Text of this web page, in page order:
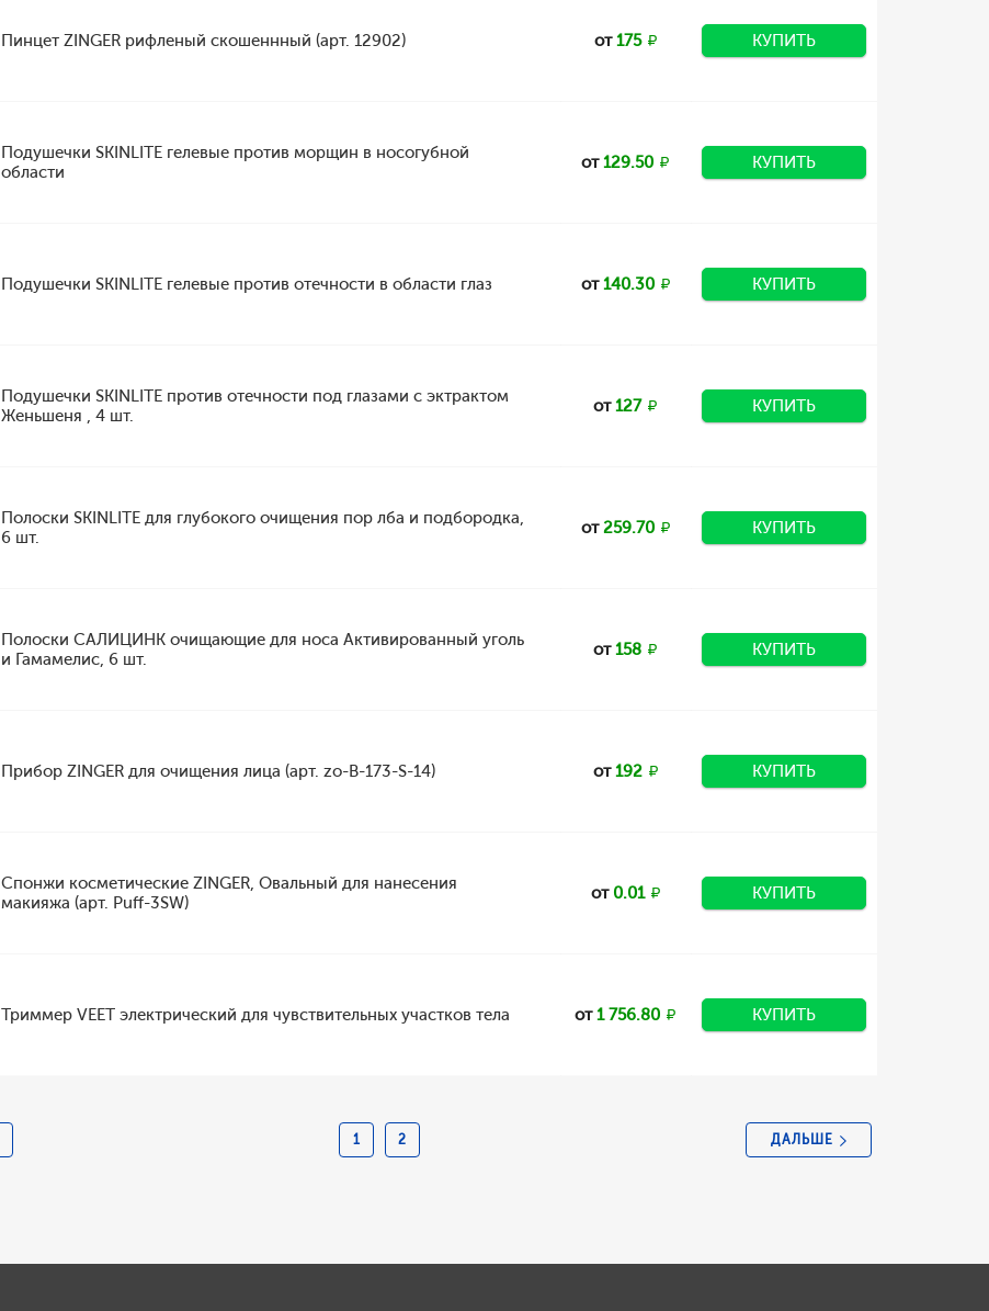
Пинцет ZINGER рифленый скошеннный (арт. 12902) от175 КУПИТЬ
Подушечки SKINLITE гелевые против морщин в носогубной
области
от129.50 КУПИТЬ
Подушечки SKINLITE гелевые против отечности в области глаз от140.30 КУПИТЬ
Подушечки SKINLITE против отечности под глазами с эктрактом
Женьшеня , 4 шт.
от127 КУПИТЬ
Полоски SKINLITE для глубокого очищения пор лба и подбородка,
6 шт.
от259.70 КУПИТЬ
Полоски САЛИЦИНК очищающие для носа Активированный уголь
и Гамамелис, 6 шт.
от158 КУПИТЬ
Прибор ZINGER для очищения лица (арт. zo-B-173-S-14) от192 КУПИТЬ
Спонжи косметические ZINGER, Овальный для нанесения
макияжа (арт. Puff-3SW)
от 0.01 КУПИТЬ
Триммер VEET электрический для чувствительных участков тела от1 756.80 КУПИТЬ
1 2 ДАЛЬШЕ